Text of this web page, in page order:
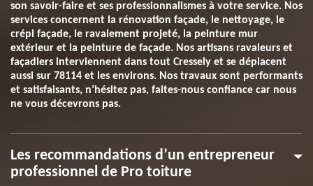
son savoir-faire et ses professionnalismes à votre service. Nos
services concernent la rénovation façade, le nettoyage, le
crépi façade, le ravalement projeté, la peinture mur
extérieur et la peinture de façade. Nos artisans ravaleurs et
façadiers interviennent dans tout Cressely et se déplacent
aussi sur 78114 et les environs. Nos travaux sont performants
et satisfaisants, n’hésitez pas, faites-nous confiance car nous
ne vous décevrons pas.
Les recommandations d’un entrepreneur
professionnel de Pro toiture